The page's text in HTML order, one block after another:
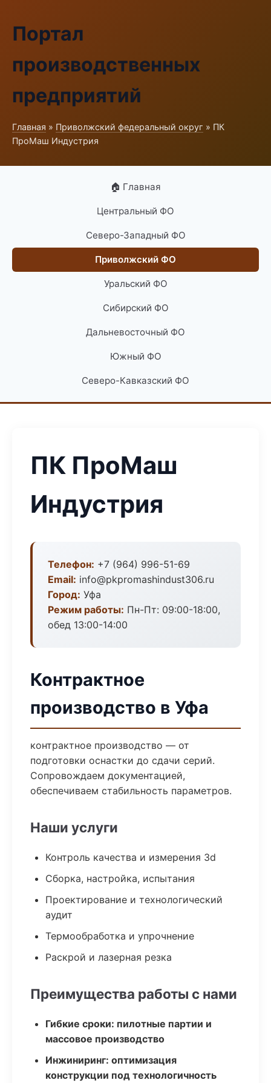
Портал
производственных
предприятий
Главная » Приволжский федеральный округ » ПК
ПроМаш Индустрия
🏠 Главная
Центральный ФО
Северо-Западный ФО
Приволжский ФО
Уральский ФО
Сибирский ФО
Дальневосточный ФО
Южный ФО
Северо-Кавказский ФО
ПК ПроМаш
Индустрия
Телефон: +7 (964) 996-51-69
Email: info@pkpromashindust306.ru
Город: Уфа
Режим работы: Пн-Пт: 09:00-18:00,
обед 13:00-14:00
Контрактное
производство в Уфа
контрактное производство — от
подготовки оснастки до сдачи серий.
Сопровождаем документацией,
обеспечиваем стабильность параметров.
Наши услуги
Контроль качества и измерения 3d
Сборка, настройка, испытания
Проектирование и технологический
аудит
Термообработка и упрочнение
Раскрой и лазерная резка
Преимущества работы с нами
Гибкие сроки: пилотные партии и
массовое производство
Инжиниринг: оптимизация
конструкции под технологичность